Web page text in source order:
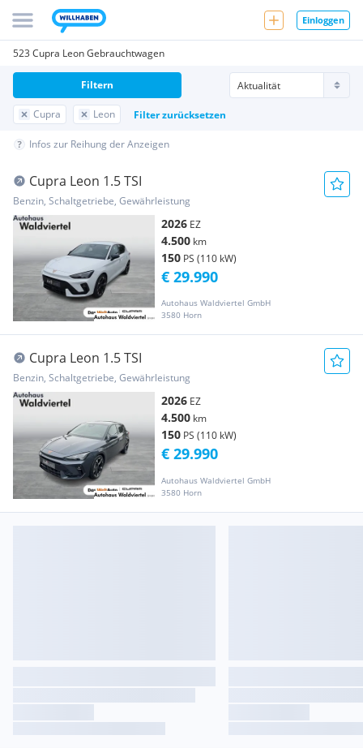
Einloggen
523 Cupra Leon Gebrauchtwagen
Cupra Leon Filter zurücksetzen
Filtern
Infos zur Reihung der Anzeigen
Cupra Leon 1.5 TSI
Benzin, Schaltgetriebe, Gewährleistung
2026 EZ
4.500 km
150 PS (110 kW)
Autohaus Waldviertel GmbH
3580 Horn
€ 29.990
Cupra Leon 1.5 TSI
Benzin, Schaltgetriebe, Gewährleistung
2026 EZ
4.500 km
150 PS (110 kW)
Autohaus Waldviertel GmbH
3580 Horn
€ 29.990